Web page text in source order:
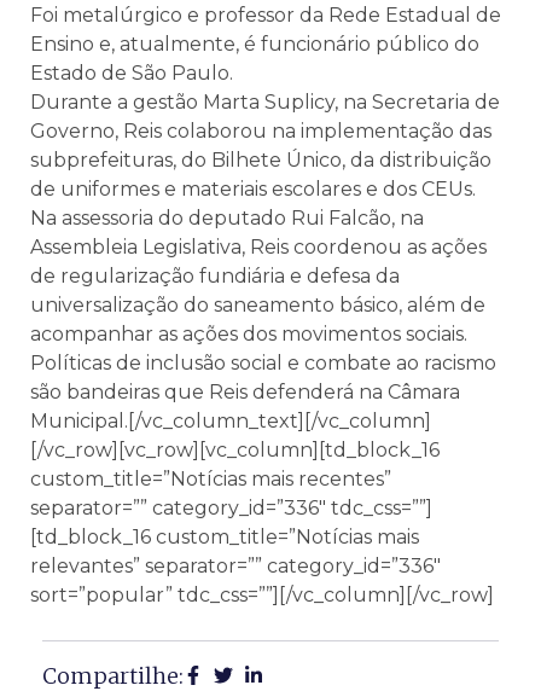
Foi metalúrgico e professor da Rede Estadual de
Ensino e, atualmente, é funcionário público do
Estado de São Paulo.
Durante a gestão Marta Suplicy, na Secretaria de
Governo, Reis colaborou na implementação das
subprefeituras, do Bilhete Único, da distribuição
de uniformes e materiais escolares e dos CEUs.
Na assessoria do deputado Rui Falcão, na
Assembleia Legislativa, Reis coordenou as ações
de regularização fundiária e defesa da
universalização do saneamento básico, além de
acompanhar as ações dos movimentos sociais.
Políticas de inclusão social e combate ao racismo
são bandeiras que Reis defenderá na Câmara
Municipal.[/vc_column_text][/vc_column]
[/vc_row][vc_row][vc_column][td_block_16
custom_title=”Notícias mais recentes”
separator=”” category_id=”336″ tdc_css=””]
[td_block_16 custom_title=”Notícias mais
relevantes” separator=”” category_id=”336″
sort=”popular” tdc_css=””][/vc_column][/vc_row]
Compartilhe: